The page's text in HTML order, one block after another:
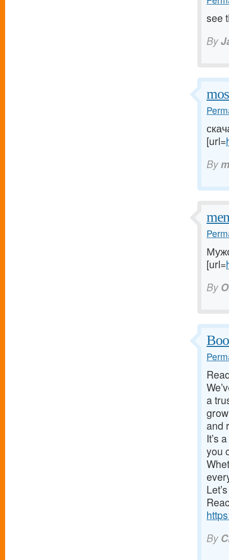
see
By
[url=
By
[url=
By
a
and
It’s
you
By